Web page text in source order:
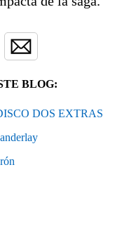
BLOG:
DOS EXTRAS